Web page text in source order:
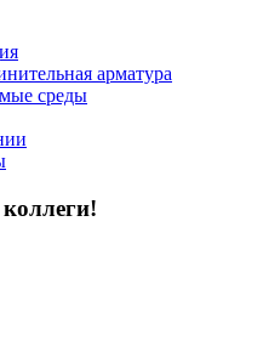
арматура
среды